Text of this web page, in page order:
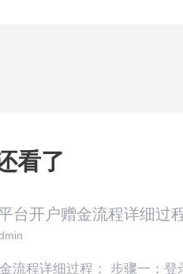
看了
台开户赠金流程详细过
流程详细过程： 步骤一：登